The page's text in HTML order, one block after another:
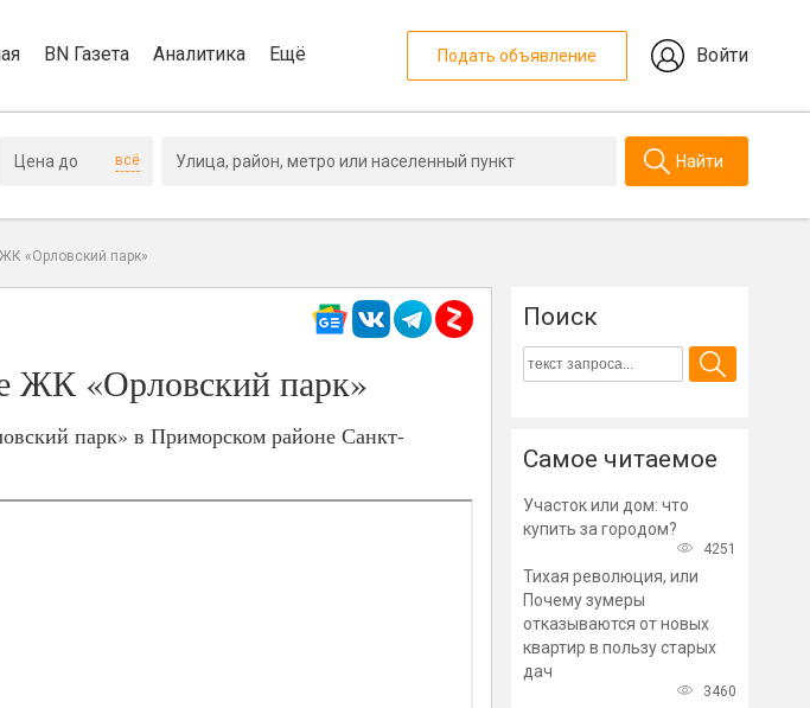
BN Газета Аналитика Ещё Подать объявление Войти
всё Найти
«Орловский парк»
ЖК «Орловский парк»
парк» в Приморском районе Санкт-
Поиск
Самое читаемое
Участок или дом: что
купить за городом?
4251
Тихая революция, или
Почему зумеры
отказываются от новых
квартир в пользу старых
дач
3460